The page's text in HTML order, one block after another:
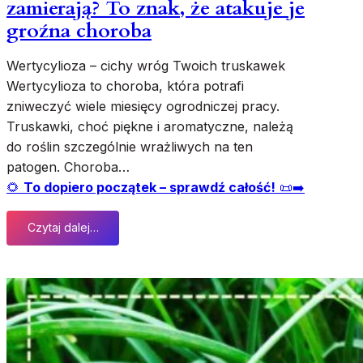
e
g
n
i
e
m
e
m
c
z
s
u
p
i
s
zamierają? To znak, że atakuje je
groźna choroba
Wertycylioza – cichy wróg Twoich truskawek
Wertycylioza to choroba, która potrafi
zniweczyć wiele miesięcy ogrodniczej pracy.
Truskawki, choć piękne i aromatyczne, należą
do roślin szczególnie wrażliwych na ten
patogen. Choroba…
🌻 To dopiero początek – sprawdź całość! 📜➡️
Czytaj dalej…
u
s
k
a
w